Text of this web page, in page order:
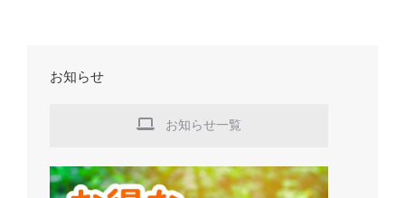
お知らせ
お知らせ一覧